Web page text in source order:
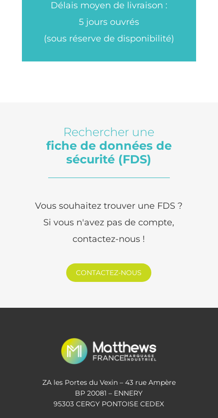
Délais moyen de livraison :
5 jours ouvrés
(sous réserve de disponibilité)
Rechercher une
fiche de données de
sécurité (FDS)
Vous souhaitez trouver une FDS ?
Si vous n'avez pas de compte,
contactez-nous !
CONTACTEZ-NOUS
ZA les Portes du Vexin – 43 rue Ampère
BP 20081 – ENNERY
95303 CERGY PONTOISE CEDEX